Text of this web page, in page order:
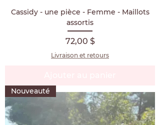
Cassidy - une pièce - Femme - Maillots
assortis
Prix
72,00 $
Livraison et retours
Nouveauté